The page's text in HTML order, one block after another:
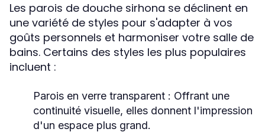
Les parois de douche sirhona se déclinent en
une variété de styles pour s'adapter à vos
goûts personnels et harmoniser votre salle de
bains. Certains des styles les plus populaires
incluent :
Parois en verre transparent : Offrant une
continuité visuelle, elles donnent l'impression
d'un espace plus grand.